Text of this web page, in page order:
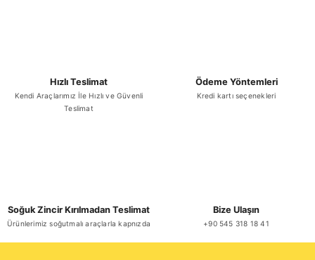
Hızlı Teslimat
Kendi Araçlarımız İle Hızlı ve Güvenli
Teslimat
Ödeme Yöntemleri
Kredi kartı seçenekleri
Soğuk Zincir Kırılmadan Teslimat
Ürünlerimiz soğutmalı araçlarla kapnızda
Bize Ulaşın
+90 545 318 18 41